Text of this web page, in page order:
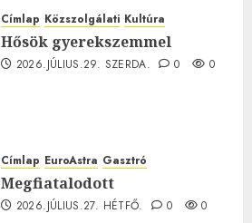
Címlap Közszolgálati Kultúra
Hősök gyerekszemmel
2026.JÚLIUS.29. SZERDA. 0 0
Címlap EuroAstra Gasztró
Megfiatalodott
2026.JÚLIUS.27. HÉTFŐ. 0 0